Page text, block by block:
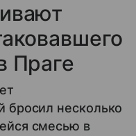
Праге
бросил несколько
смесью в